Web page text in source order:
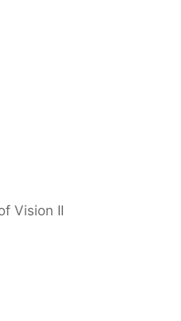
Vision II